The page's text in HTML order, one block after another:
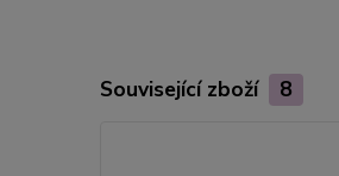
Související zboží 8